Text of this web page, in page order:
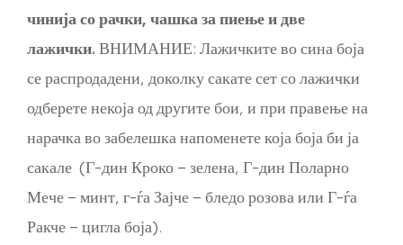
чинија со рачки, чашка за пиење и две
лажички. ВНИМАНИЕ: Лажичките во сина боја
се распродадени, доколку сакате сет со лажички
одберете некоја од другите бои, и при правење на
нарачка во забелешка напоменете која боја би ја
сакале (Г-дин Кроко – зелена, Г-дин Поларно
Мече – минт, г-ѓа Зајче – бледо розова или Г-ѓа
Ракче – цигла боја).